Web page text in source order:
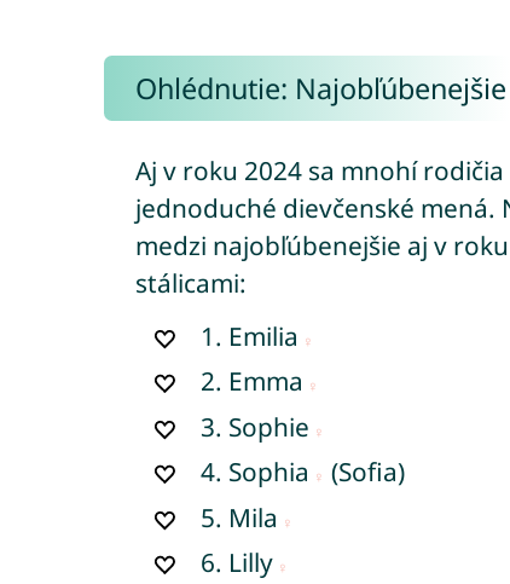
Ohlédnutie:
Aj v roku 2024 sa mnohí
jednoduché dievčenské
medzi najobľúbenejšie aj v
stálicami:
1. Emilia
2. Emma
3. Sophie
4. Sophia
(Sofia)
5. Mila
6. Lilly